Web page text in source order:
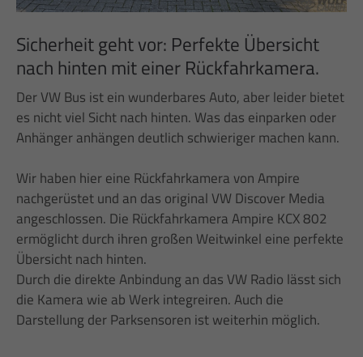
Sicherheit geht vor: Perfekte Übersicht
nach hinten mit einer Rückfahrkamera.
DerVW Bus istein wunderbaresAuto, aberleiderbietet
es nichtviel Sichtnach hinten. Was das einparken oder
Anhänger anhängen deutlich schwierigermachen kann.
Wir haben hier eine Rückfahrkamera von Ampire
nachgerüstet und an das originalVW Discover Media
angeschlossen. Die Rückfahrkamera Ampire KCX 802
ermöglicht durch ihren großen Weitwinkel eine perfekte
Übersicht nach hinten.
Durch die direkte Anbindung an das VW Radio lässt sich
die Kamera wie ab Werk integreiren. Auch die
Darstellung der Parksensoren ist weiterhin möglich.